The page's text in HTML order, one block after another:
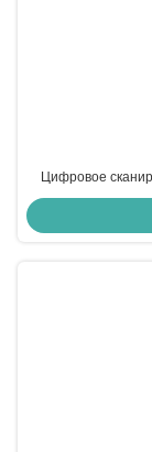
Цифровое